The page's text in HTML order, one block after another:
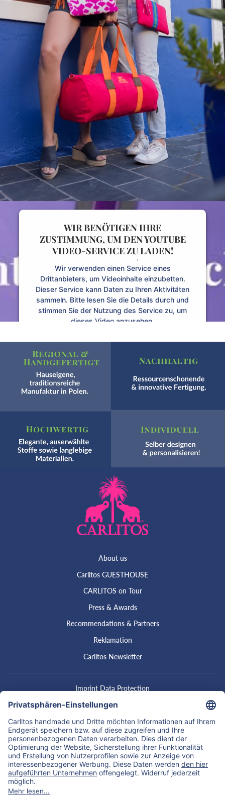
WIR BENÖTIGEN IHRE
ZUSTIMMUNG, UM DEN YOUTUBE
VIDEO-SERVICE ZU LADEN!
Wir verwenden einen Service eines
Drittanbieters, um Videoinhalte einzubetten.
Dieser Service kann Daten zu Ihren Aktivitäten
sammeln. Bitte lesen Sie die Details durch und
stimmen Sie der Nutzung des Service zu, um
dieses Video anzusehen.
Powered byUsercentrics Consent Management
About us
Carlitos GUESTHOUSE
CARLITOS on Tour
Press & Awards
Recommendations & Partners
Reklamation
Carlitos Newsletter
Imprint Data Protection
Privacy Policy
Shipment & Delivery
Conditions
Right of withdrawal
Vertrag widerrufen